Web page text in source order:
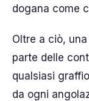
dogana come
Oltre a ciò,
parte delle
qualsiasi
da ogni